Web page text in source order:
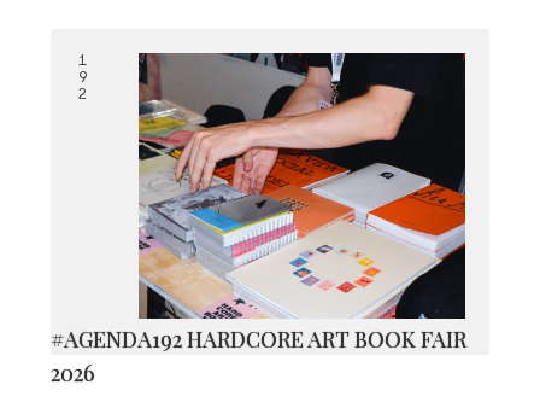
1
9
2
#AGENDA192 HARDCORE ART BOOK FAIR
2026